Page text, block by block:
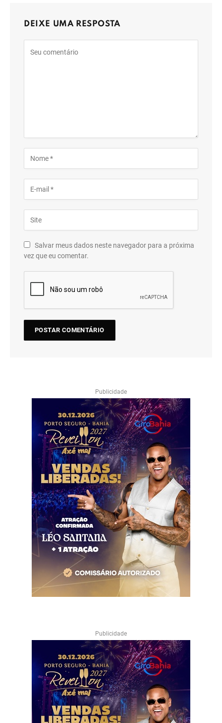
DEIXE UMA RESPOSTA
Salvar meus dados neste navegador para a próxima
vez que eu comentar.
Publicidade
Publicidade